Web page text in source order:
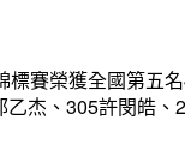
賽榮獲全國第五
杰、305許閔皓